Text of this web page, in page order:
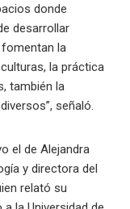
donde
desarrollar
la
la práctica
también la
señaló.
el de Alejandra
y directora del
relató su